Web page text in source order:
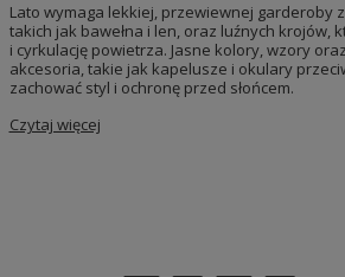
Lato wymaga lekkiej, przewiewnej garderoby
takich jak bawełna i len, oraz luźnych krojów,
i cyrkulację powietrza. Jasne kolory, wzory
akcesoria, takie jak kapelusze i okulary
zachować styl i ochronę przed słońcem.
Czytaj więcej